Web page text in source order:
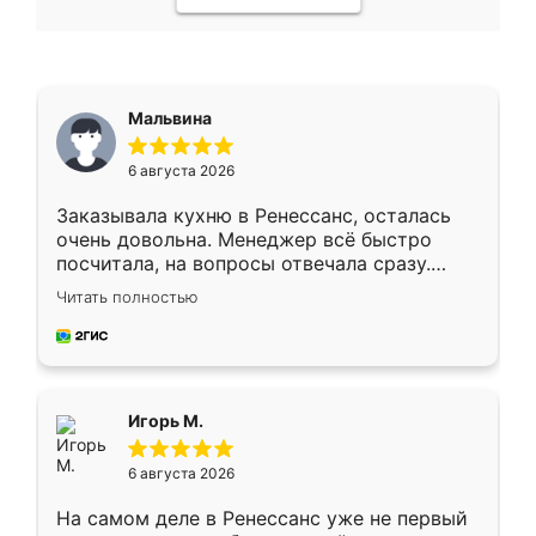
Мальвина
6 августа 2026
Заказывала кухню в Ренессанс, осталась
очень довольна. Менеджер всё быстро
посчитала, на вопросы отвечала сразу.
Замерщик приехал в субботу, подошёл к
делу со всей ответственностью. Собрали
за день, ребята работали аккуратно, даже
Читать полностью
Игорь М.
6 августа 2026
На самом деле в Ренессанс уже не первый